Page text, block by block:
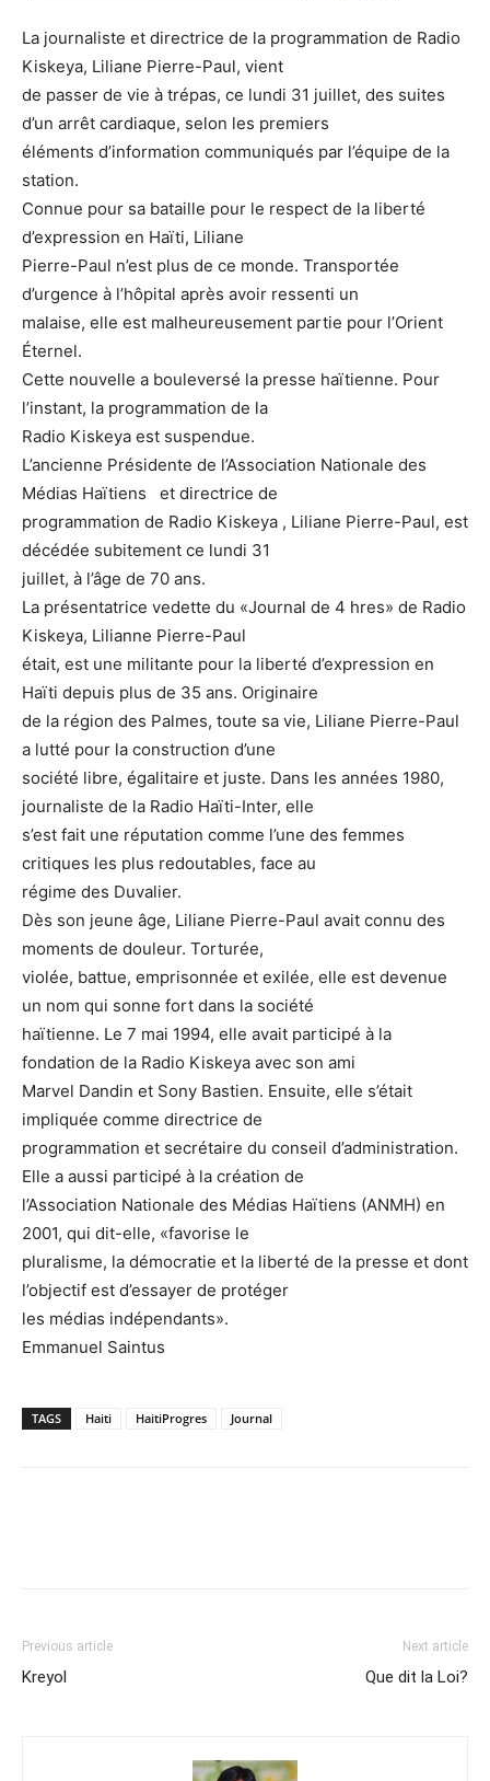
La journaliste et directrice de la programmation de Radio
Kiskeya, Liliane Pierre-Paul, vient
de passer de vie à trépas, ce lundi 31 juillet, des suites
d’un arrêt cardiaque, selon les premiers
éléments d’information communiqués par l’équipe de la
station.
Connue pour sa bataille pour le respect de la liberté
d’expression en Haïti, Liliane
Pierre-Paul n’est plus de ce monde. Transportée
d’urgence à l’hôpital après avoir ressenti un
malaise, elle est malheureusement partie pour l’Orient
Éternel.
Cette nouvelle a bouleversé la presse haïtienne. Pour
l’instant, la programmation de la
Radio Kiskeya est suspendue.
L’ancienne Présidente de l’Association Nationale des
Médias Haïtiens et directrice de
programmation de Radio Kiskeya , Liliane Pierre-Paul, est
décédée subitement ce lundi 31
juillet, à l’âge de 70 ans.
La présentatrice vedette du «Journal de 4 hres» de Radio
Kiskeya, Lilianne Pierre-Paul
était, est une militante pour la liberté d’expression en
Haïti depuis plus de 35 ans. Originaire
de la région des Palmes, toute sa vie, Liliane Pierre-Paul
a lutté pour la construction d’une
société libre, égalitaire et juste. Dans les années 1980,
journaliste de la Radio Haïti-Inter, elle
s’est fait une réputation comme l’une des femmes
critiques les plus redoutables, face au
régime des Duvalier.
Dès son jeune âge, Liliane Pierre-Paul avait connu des
moments de douleur. Torturée,
violée, battue, emprisonnée et exilée, elle est devenue
un nom qui sonne fort dans la société
haïtienne. Le 7 mai 1994, elle avait participé à la
fondation de la Radio Kiskeya avec son ami
Marvel Dandin et Sony Bastien. Ensuite, elle s’était
impliquée comme directrice de
programmation et secrétaire du conseil d’administration.
Elle a aussi participé à la création de
l’Association Nationale des Médias Haïtiens (ANMH) en
2001, qui dit-elle, «favorise le
pluralisme, la démocratie et la liberté de la presse et dont
l’objectif est d’essayer de protéger
les médias indépendants».
Emmanuel Saintus
TAGS Haiti HaitiProgres Journal
Previous article
Kreyol
Next article
Que dit la Loi?